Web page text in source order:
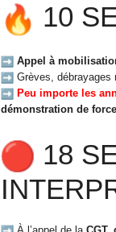
10
Appel à
Grèves, débrayages
Peu importe les
démonstration de
18